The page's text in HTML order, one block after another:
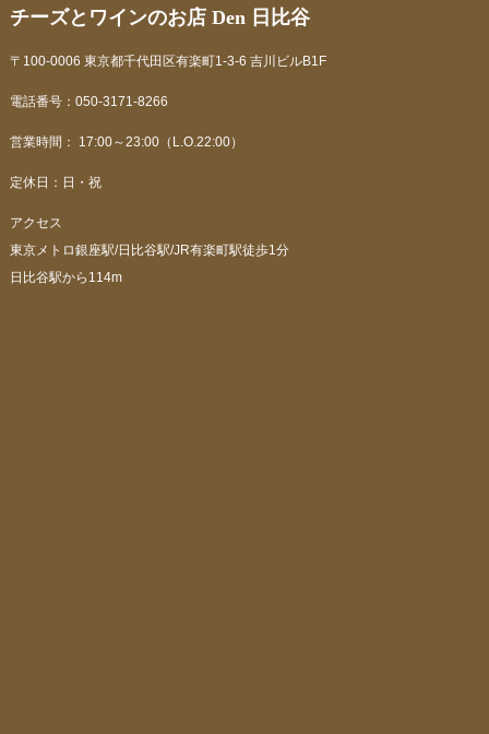
チーズとワインのお店 Den 日比谷
〒100-0006 東京都千代田区有楽町1-3-6 吉川ビルB1F
電話番号：050-3171-8266
営業時間： 17:00～23:00（L.O.22:00）
定休日：日・祝
アクセス
東京メトロ銀座駅/日比谷駅/JR有楽町駅徒歩1分
日比谷駅から114m